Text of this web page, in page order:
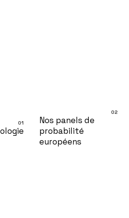
Nos panels de
probabilité
européens